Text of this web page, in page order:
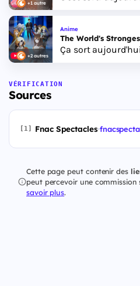
+1 autre
+2 autres
Anime
The World's
Ça sort
VÉRIFICATION
Sources
[1] Fnac Spectacles·
Cette page peut contenir des
peut percevoir une commission
savoir plus.